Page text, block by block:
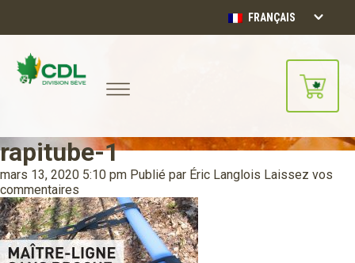
FRANÇAIS
Notre site d'achats en ligne sera
bientôt disponible!!
Merci de votre compréhension.
CONTINUER
rapitube-1
mars 13, 2020 5:10 pm Publié par Éric Langlois Laissez vos
commentaires